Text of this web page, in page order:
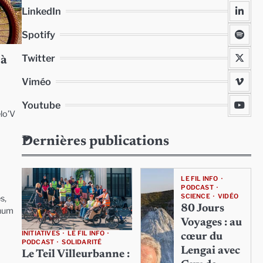
LinkedIn
Spotify
Twitter
Viméo
Youtube
Dernières publications
INITIATIVES
LE FIL INFO
PODCAST
SOLIDARITÉ
Le Teil Villeurbanne :
LE FIL INFO
PODCAST
SCIENCE
VIDÉO
80 Jours
Voyages : au
cœur du
Lengai avec